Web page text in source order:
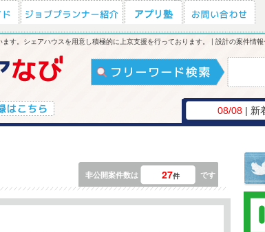
す。シェアハウスを用意し積極的に上京支援を行っております。 | 設計の案件情
08/08 | 新
非公開案件数は 27件 です